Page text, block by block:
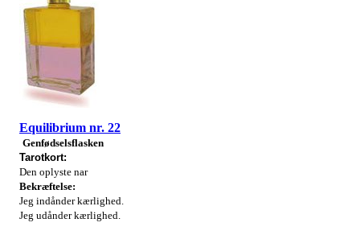
Equilibrium nr. 22
Genfødselsflasken
Tarotkort:
Den oplyste nar
Bekræftelse:
Jeg indånder kærlighed.
Jeg udånder kærlighed.